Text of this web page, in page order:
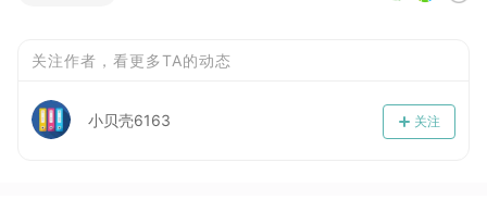
关注作者，看更多TA的动态
关注
小贝壳6163